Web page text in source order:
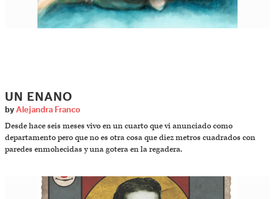
UN ENANO
by Alejandra Franco
Desde hace seis meses vivo en un cuarto que vi anunciado como
departamento pero que no es otra cosa que diez metros cuadrados con
paredes enmohecidas y una gotera en la regadera.